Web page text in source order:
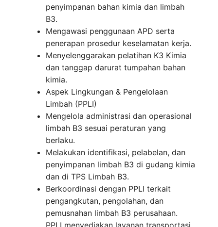
penyimpanan bahan kimia dan limbah
B3.
Mengawasi penggunaan APD serta
penerapan prosedur keselamatan kerja.
Menyelenggarakan pelatihan K3 Kimia
dan tanggap darurat tumpahan bahan
kimia.
Aspek Lingkungan & Pengelolaan
Limbah (PPLI)
Mengelola administrasi dan operasional
limbah B3 sesuai peraturan yang
berlaku.
Melakukan identifikasi, pelabelan, dan
penyimpanan limbah B3 di gudang kimia
dan di TPS Limbah B3.
Berkoordinasi dengan PPLI terkait
pengangkutan, pengolahan, dan
pemusnahan limbah B3 perusahaan.